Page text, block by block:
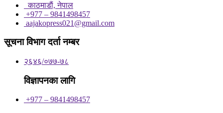
काठमाडाैं, नेपाल
+977 – 9841498457
aajakopress021@gmail.com
सूचना विभाग दर्ता नम्बर
२६४६/०७७-७८
विज्ञापनका लागि
+977 – 9841498457